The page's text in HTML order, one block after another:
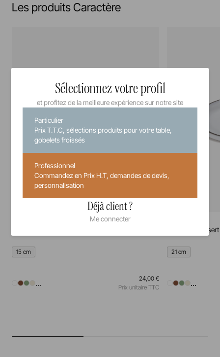
Les produits Caractère
15 cm
...
24,00 €
Prix unitaire TTC
Assiette à dessert
21 cm
...
Sélectionnez votre profil
et profitez de la meilleure expérience sur notre site
Particulier
Prix T.T.C, sélections produits pour votre table,
gobelets froissés
Professionnel
Commandez en Prix H.T, demandes de devis,
personnalisation
Déjà client ?
Me connecter